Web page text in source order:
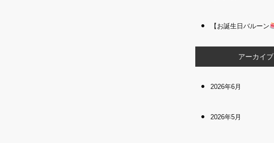
【お誕生日バルーン
アーカイブ
2026年6月
2026年5月